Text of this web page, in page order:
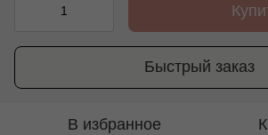
Быстрый заказ
В избранное